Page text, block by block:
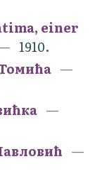
einer
1910.